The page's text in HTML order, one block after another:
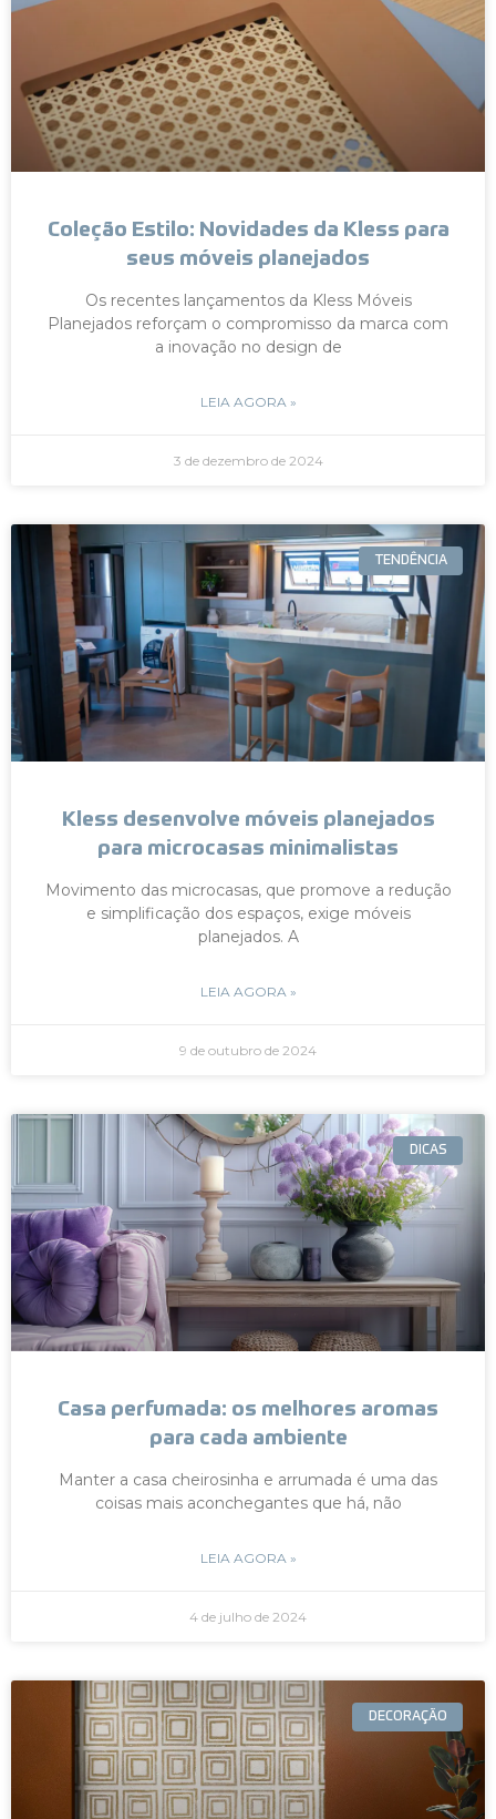
Coleção Estilo: Novidades da Kless para
seus móveis planejados
Os recentes lançamentos da Kless Móveis
Planejados reforçam o compromisso da marca com
a inovação no design de
LEIA AGORA »
3 de dezembro de 2024
TENDÊNCIA
Kless desenvolve móveis planejados
para microcasas minimalistas
Movimento das microcasas, que promove a redução
e simplificação dos espaços, exige móveis
planejados. A
LEIA AGORA »
9 de outubro de 2024
DICAS
Casa perfumada: os melhores aromas
para cada ambiente
Manter a casa cheirosinha e arrumada é uma das
coisas mais aconchegantes que há, não
LEIA AGORA »
4 de julho de 2024
DECORAÇÃO